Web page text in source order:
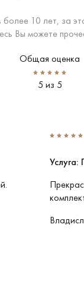
10 лет, за
Вы можете
Общая оценка
5 из 5
Услуга: